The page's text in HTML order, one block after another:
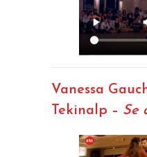
Vanessa
Tekinalp – Se